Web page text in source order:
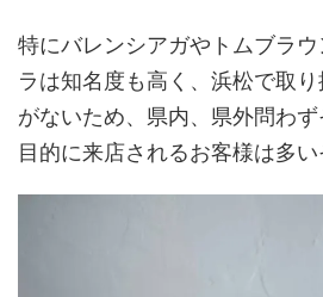
特にバレンシアガやトムブラ
ラは知名度も高く、浜松で取
がないため、県内、県外問わ
目的に来店されるお客様は多い